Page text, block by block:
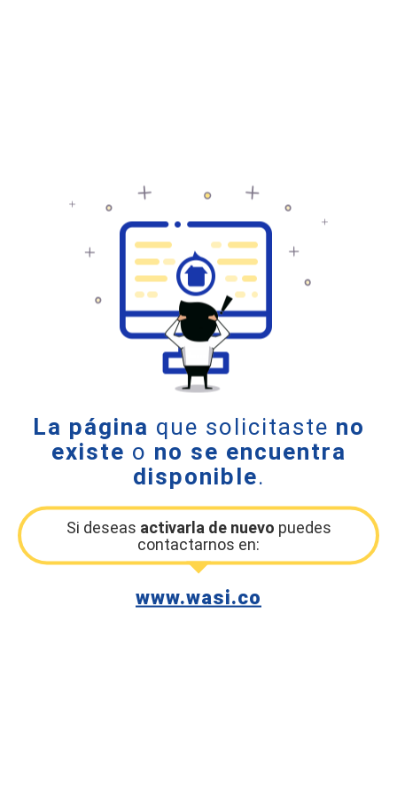
La página que solicitaste no
existe o no se encuentra
disponible.
Si deseas activarla de nuevo puedes
contactarnos en:
www.wasi.co